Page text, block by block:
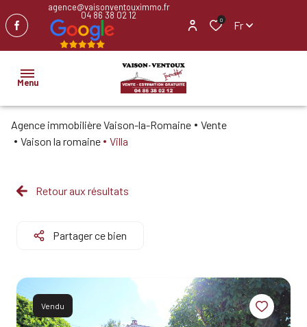
agence@vaisonventouximmo.fr
04 86 38 02 12 0 Fr
Menu
ACCUEIL
BIENS
PROFESSIONNEL
ESTIMATION
Agence immobilière Vaison-la-Romaine
Vente
Vaison la romaine
Villa
Retour aux résultats
Partager ce bien
Vendu